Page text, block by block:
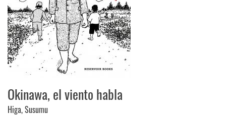
Okinawa, el viento habla
Higa, Susumu